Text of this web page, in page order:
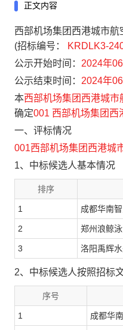
正文内容
西部机场集团西港城市
(招标编号：
KRDLK3-
公示开始时间： 2024年
公示结束时间： 2024年
本西部机场集团西港城
确定001 西部机场集团西
一、评标情况
001西部机场集团西港城
1、中标候选人基本情况
排序
1 成都华南
2 郑州浪鲸
3 洛阳禹辉
2、中标候选人按照招标
序号
1 成都华